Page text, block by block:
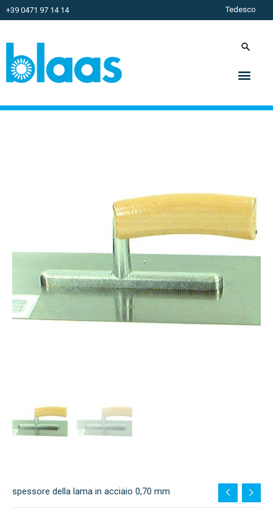
+39 0471 97 14 14 Tedesco
spessore della lama in acciaio 0,70 mm